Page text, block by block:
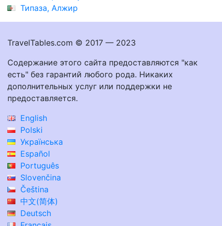
Типаза, Алжир
TravelTables.com © 2017 — 2023
Содержание этого сайта предоставляются "как
есть" без гарантий любого рода. Никаких
дополнительных услуг или поддержки не
предоставляется.
English
Polski
Українська
Español
Português
Slovenčina
Čeština
中文(简体)
Deutsch